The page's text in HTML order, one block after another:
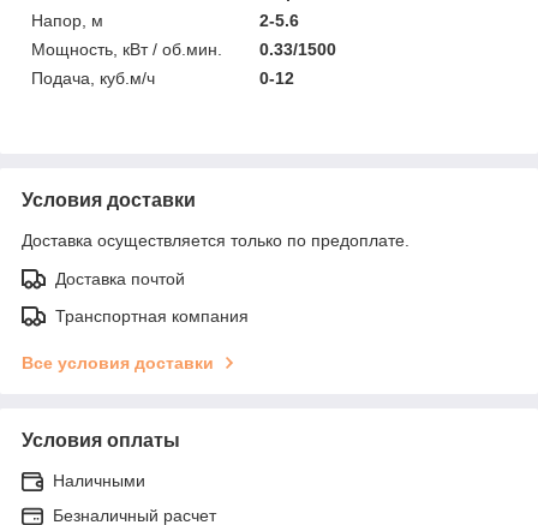
Напор, м
2-5.6
Мощность, кВт / об.мин.
0.33/1500
Подача, куб.м/ч
0-12
Условия доставки
Доставка осуществляется только по предоплате.
Доставка почтой
Транспортная компания
Все условия доставки
Условия оплаты
Наличными
Безналичный расчет